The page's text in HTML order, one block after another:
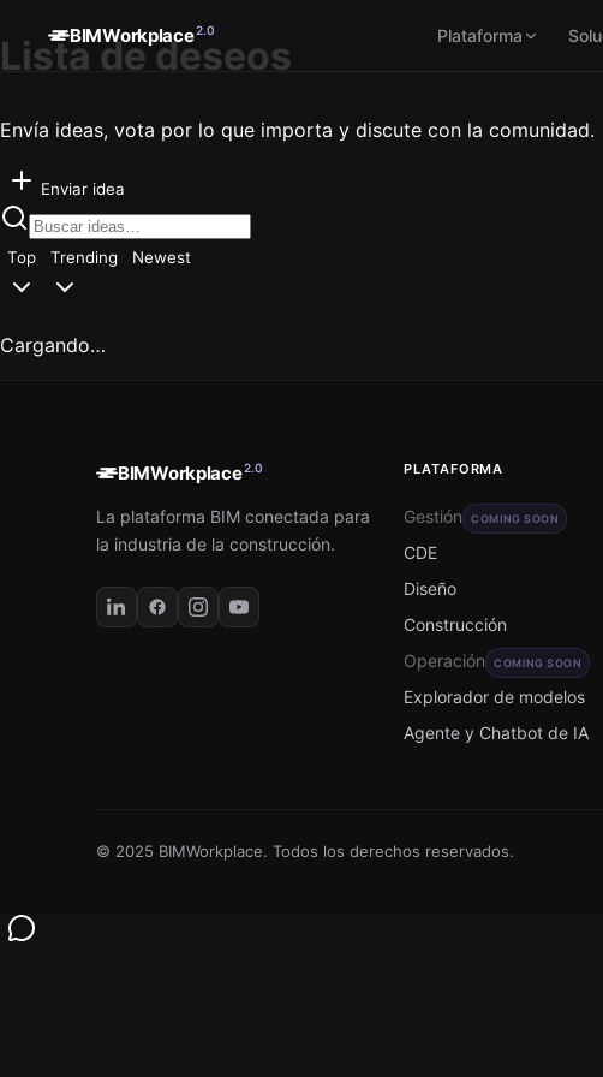
BIMWorkplace2.0 Plataforma
Lista de deseos
Envía ideas, vota por lo que importa y discute con la comunidad.
Enviar idea
Top Trending Newest
Cargando…
BIMWorkplace2.0
La plataforma BIM conectada para
la industria de la construcción.
PLATAFORMA
Gestión COMING SOON
CDE
Diseño
Construcción
Operación
COMING SOON
Explorador de modelos
Agente y Chatbot de IA
© 2025 BIMWorkplace. Todos los derechos reservados.